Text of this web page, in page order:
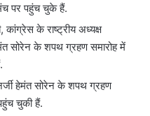
पर पहुंच चुके हैं.
कांग्रेस के राष्ट्रीय अध्यक्ष
सोरेन के शपथ ग्रहण समारोह में
हेमंत सोरेन के शपथ ग्रहण
चुकी हैं.